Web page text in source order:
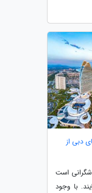
دبی از
است
با وجود